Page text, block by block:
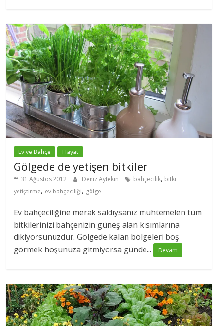
Ev ve Bahçe Hayat
Gölgede de yetişen bitkiler
31 Ağustos 2012 Deniz Aytekin bahçecilik, bitki
yetiştirme, ev bahçeciliği, gölge
Ev bahçeciliğine merak saldıysanız muhtemelen tüm
bitkilerinizi bahçenizin güneş alan kısımlarına
dikiyorsunuzdur. Gölgede kalan bölgeleri boş
görmek hoşunuza gitmiyorsa günde...
Devam